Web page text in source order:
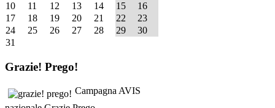
10
11 12 13 14 15
16
17
18 19 20 21 22
23
24
25 26 27 28 29
30
31
Grazie! Prego!
Campagna AVIS